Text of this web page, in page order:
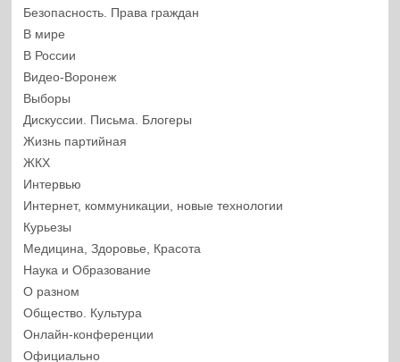
Безопасность. Права граждан
В мире
В России
Видео-Воронеж
Выборы
Дискуссии. Письма. Блогеры
Жизнь партийная
ЖКХ
Интервью
Интернет, коммуникации, новые технологии
Курьезы
Медицина, Здоровье, Красота
Наука и Образование
О разном
Общество. Культура
Онлайн-конференции
Официально